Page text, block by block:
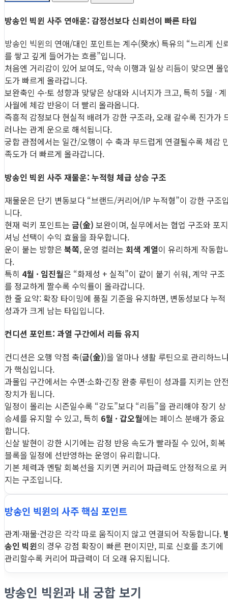
방송인 빅윈 사주 연애운: 감정선보다 신뢰선이 빠른 타입
방송인 빅윈의 연애/대인 포인트는 계수(癸水) 특유의 “느리게 신
를 쌓고 깊게 들어가는 흐름”입니다.
처음엔 거리감이 있어 보여도, 약속 이행과 일상 리듬이 맞으면 몰
도가 빠르게 올라갑니다.
보완축인 수·토 성향과 맞닿은 상대와 시너지가 크고, 특히 5월 · 계
사월에 체감 반응이 더 빨리 올라옵니다.
즉흥적 감정보다 현실적 배려가 강한 구조라, 오래 갈수록 진가가
러나는 관계 운으로 해석됩니다.
궁합 관점에서는 일간/오행이 수 축과 부드럽게 연결될수록 체감
족도가 더 빠르게 올라갑니다.
방송인 빅윈 사주 재물운: 누적형 체급 상승 구조
재물운은 단기 변동보다 “브랜드/커리어/IP 누적형”이 강한 구조
니다.
현재 럭키 포인트는 금(金) 보완이며, 실무에서는 협업 구조와 포지
셔닝 선택이 수익 효율을 좌우합니다.
운이 붙는 방향은 북쪽, 운영 컬러는 회색 계열이 유리하게 작동합
다.
특히 4월 · 임진월은 “화제성 + 실적”이 같이 붙기 쉬워, 계약 구조
를 정교하게 짤수록 수익률이 올라갑니다.
한 줄 요약: 확장 타이밍에 품질 기준을 유지하면, 변동성보다 누적
성과가 크게 남는 타입입니다.
컨디션 포인트: 과열 구간에서 리듬 유지
컨디션은 오행 약점 축(금(金))을 얼마나 생활 루틴으로 관리하느
가 핵심입니다.
과몰입 구간에서는 수면·소화·긴장 완충 루틴이 성과를 지키는 안
장치가 됩니다.
일정이 몰리는 시즌일수록 “강도”보다 “리듬”을 관리해야 장기 상
승세를 유지할 수 있고, 특히 6월 · 갑오월에는 페이스 분배가 중요
합니다.
신살 발현이 강한 시기에는 감정 반응 속도가 빨라질 수 있어, 회복
블록을 일정에 선반영하는 운영이 유리합니다.
기본 체력과 멘탈 회복선을 지키면 커리어 파급력도 안정적으로 커
지는 구조입니다.
방송인 빅윈의 사주 핵심 포인트
관계·재물·건강은 각각 따로 움직이지 않고 연결되어 작동합니다.
송인 빅윈의 경우 강점 확장이 빠른 편이지만, 피로 신호를 초기에
관리할수록 커리어 파급력이 더 오래 유지됩니다.
방송인 빅윈과 내 궁합 보기